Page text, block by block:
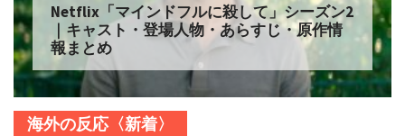
Netflix「マインドフルに殺して」シーズン2
｜キャスト・登場人物・あらすじ・原作情
報まとめ
海外の反応〈新着〉